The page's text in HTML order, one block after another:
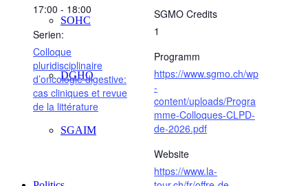
SOHC
DGHO
SGAIM
17:00 - 18:00
Serien:
Colloque
pluridisciplinaire
d’oncologie digestive:
cas cliniques et revue
de la littérature
SGMO Credits
1
Programm
https://www.sgmo.ch/wp
-
content/uploads/Progra
mme-Colloques-CLPD-
de-2026.pdf
Website
https://www.la-